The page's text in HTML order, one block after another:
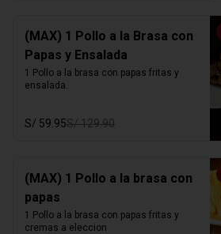
(MAX) 1 Pollo a la Brasa con
Papas y Ensalada
1 Pollo a la brasa con papas fritas y
ensalada.
S/ 59.95S/ 129.90
(MAX) 1 Pollo a la brasa con
papas
1 Pollo a la brasa con papas fritas y
cremas a eleccion